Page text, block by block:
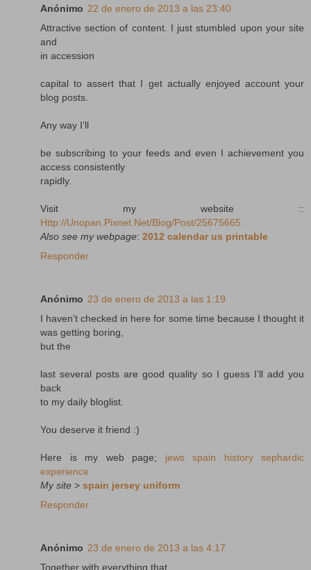
Anónimo 22 de enero de 2013 a las 23:40
Attractive section of content. I just stumbled upon your site
and
in accession
capital to assert that I get actually enjoyed account your
blog posts.
Any way I’ll
be subscribing to your feeds and even I achievement you
access consistently
rapidly.
Visit my website ::
Http://Unopan.Pixnet.Net/Blog/Post/25675665
Also see my webpage: 2012 calendar us printable
Responder
Anónimo 23 de enero de 2013 a las 1:19
I haven’t checked in here for some time because I thought it
was getting boring,
but the
last several posts are good quality so I guess I’ll add you
back
to my daily bloglist.
You deserve it friend :)
Here is my web page; jews spain history sephardic
experience
My site > spain jersey uniform
Responder
Anónimo 23 de enero de 2013 a las 4:17
Together with everything that